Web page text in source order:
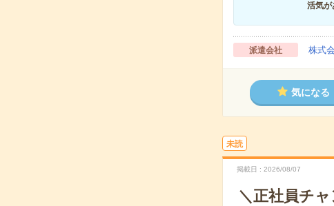
活気が
派遣会社 株式
気になる
未読
掲載日 2026/08/07
＼正社員チ